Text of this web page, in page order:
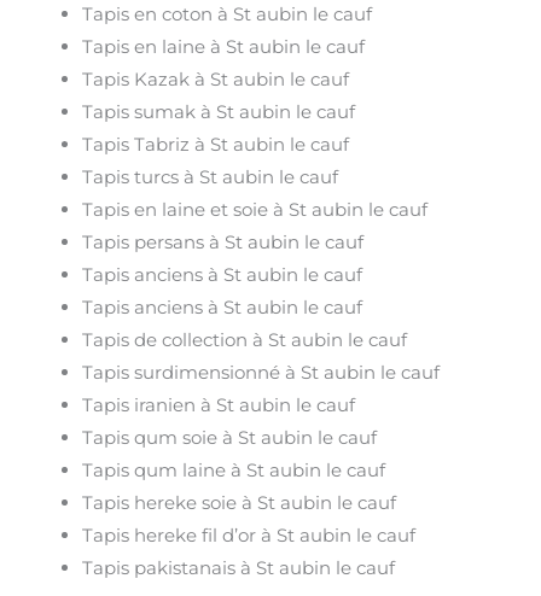
Tapis en coton à St aubin le cauf
Tapis en laine à St aubin le cauf
Tapis Kazak à St aubin le cauf
Tapis sumak à St aubin le cauf
Tapis Tabriz à St aubin le cauf
Tapis turcs à St aubin le cauf
Tapis en laine et soie à St aubin le cauf
Tapis persans à St aubin le cauf
Tapis anciens à St aubin le cauf
Tapis anciens à St aubin le cauf
Tapis de collection à St aubin le cauf
Tapis surdimensionné à St aubin le cauf
Tapis iranien à St aubin le cauf
Tapis qum soie à St aubin le cauf
Tapis qum laine à St aubin le cauf
Tapis hereke soie à St aubin le cauf
Tapis hereke fil d’or à St aubin le cauf
Tapis pakistanais à St aubin le cauf